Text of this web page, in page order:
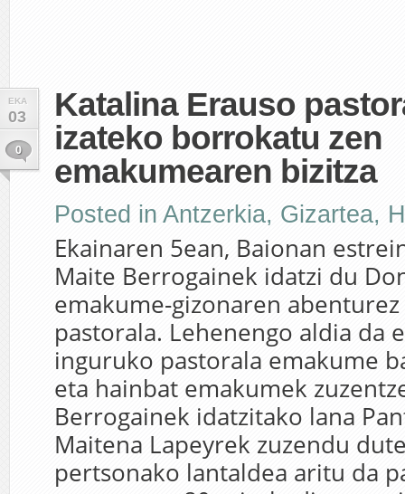
EKA
03
0
Katalina Erauso
izateko borrokatu zen
emakumearen bizitza
Posted in Antzerkia, Gizartea,
Ekainaren 5ean, Baionan
Maite Berrogainek idatzi du
emakume-gizonaren
pastorala. Lehenengo aldia da
inguruko pastorala emakume
eta hainbat emakumek
Berrogainek idatzitako lana
Maitena Lapeyrek zuzendu
pertsonako lantaldea aritu da